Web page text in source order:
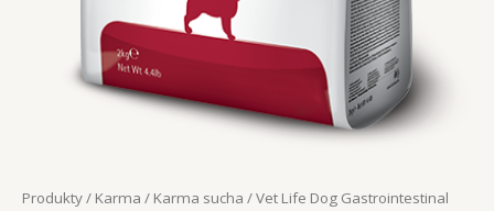
Produkty/ Karma / Karma sucha / Vet Life Dog Gastrointestinal